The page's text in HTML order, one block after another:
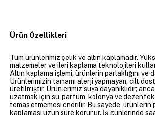
Ürün Özellikleri
Tüm ürünlerimiz çelik ve altın kaplamadır.
malzemeler ve ileri kaplama teknolojileri
Altın kaplama işlemi, ürünlerin parlaklığını ve
Ürünlerimizin tamamı alerji yapmayan, cilt
üretilmiştir. Ürünlerimiz suya dayanıklıdır;
uzatmak için su, parfüm, kolonya ve
temas etmemesi önerilir. Bu sayede, ürünlerin
kaplaması uzun süre korunur. İş günlerinde